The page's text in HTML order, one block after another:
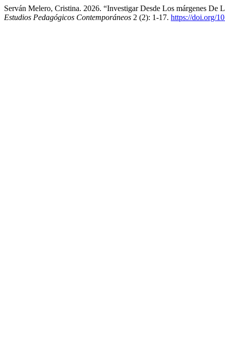
Serván Melero, Cristina. 2026. “Investigar Desde Los márgenes
Estudios Pedagógicos Contemporáneos 2 (2): 1-17. https://doi.org/